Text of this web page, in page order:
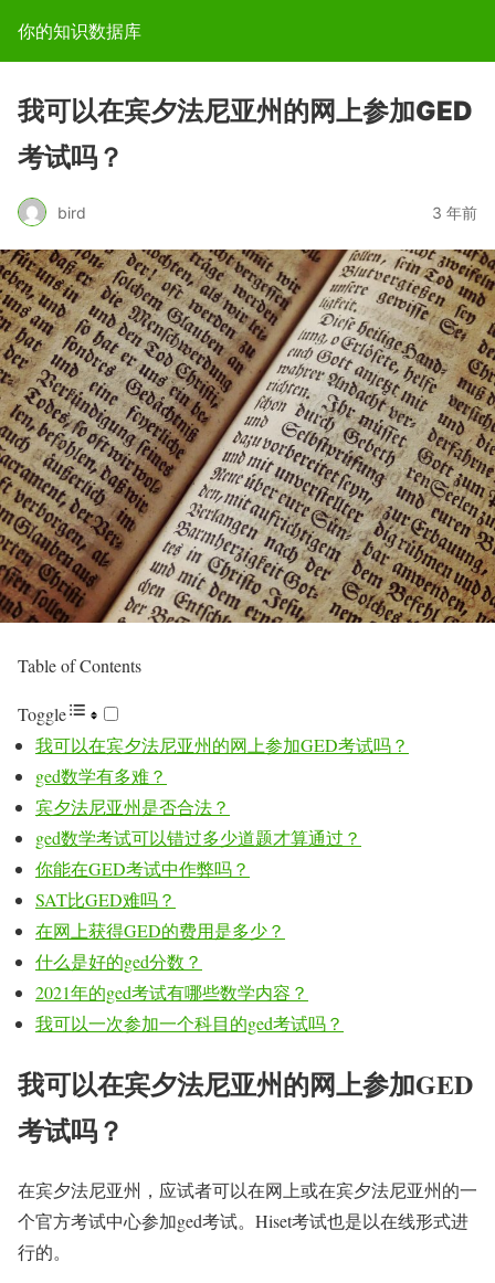
你的知识数据库
我可以在宾夕法尼亚州的网上参加GED
考试吗？
bird 3 年前
Table of Contents
Toggle
我可以在宾夕法尼亚州的网上参加GED考试吗？
ged数学有多难？
宾夕法尼亚州是否合法？
ged数学考试可以错过多少道题才算通过？
你能在GED考试中作弊吗？
SAT比GED难吗？
在网上获得GED的费用是多少？
什么是好的ged分数？
2021年的ged考试有哪些数学内容？
我可以一次参加一个科目的ged考试吗？
我可以在宾夕法尼亚州的网上参加GED
考试吗？
在宾夕法尼亚州，应试者可以在网上或在宾夕法尼亚州的一
个官方考试中心参加ged考试。Hiset考试也是以在线形式进
行的。